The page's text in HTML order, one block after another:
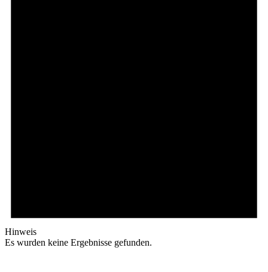
Hinweis
Es wurden keine Ergebnisse gefunden.